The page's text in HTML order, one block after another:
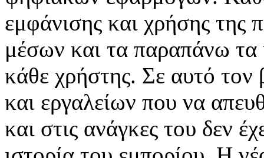
εμφάνισης και χρήσης της
μέσων και τα παραπάνω τα
κάθε χρήστης. Σε αυτό
και εργαλείων που να
και στις ανάγκες του δεν